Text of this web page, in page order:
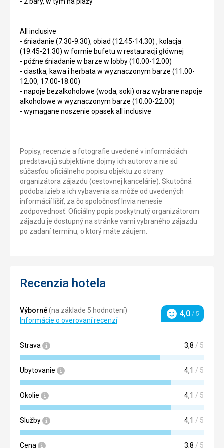
All inclusive
- śniadanie (7.30-9.30), obiad (12.45-14.30) , kolacja
(19.45-21.30) w formie bufetu w restauracji głównej
- późne śniadanie w barze w lobby (10.00-12.00)
- ciastka, kawa i herbata w wyznaczonym barze (11.00-
12.00, 17.00-18.00)
- napoje bezalkoholowe (woda, soki) oraz wybrane napoje
alkoholowe w wyznaczonym barze (10.00-22.00)
- wymagane noszenie opasek all inclusive
Popisy, recenzie a fotografie uvedené v informáciách
predstavujú subjektívne dojmy ich autorov a nie sú
súčasťou oficiálneho popisu objektu zo strany
organizátora zájazdu (cestovnej kancelárie). Skutočná
podoba izieb a ich vybavenia sa môže od uvedených
informácií líšiť, za čo spoločnosť Invia nenesie
zodpovednosť. Oficiálny popis poskytnutý organizátorom
zájazdu je dostupný na stránke vami vybraného zájazdu
po zadaní termínu, o ktorý máte záujem.
Recenzia hotela
Výborné(na základe 5 hodnotení)
Informácie o overovaní recenzí
Hodnotenie
4,0 / 5
Strava 3,8 / 5
Ubytovanie 4,1 / 5
Okolie 4,1 / 5
Služby 4,1 / 5
Cena 3,8 / 5